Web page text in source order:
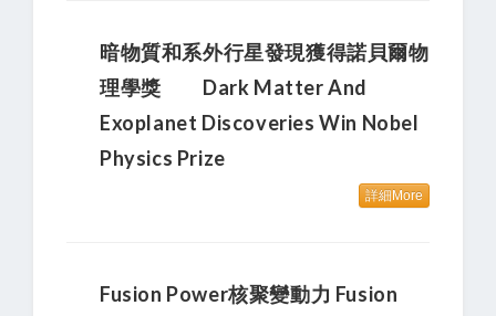
暗物質和系外行星發現獲得諾貝爾物
理學獎 Dark Matter And
Exoplanet Discoveries Win Nobel
Physics Prize
詳細More
Fusion Power核聚變動力 Fusion